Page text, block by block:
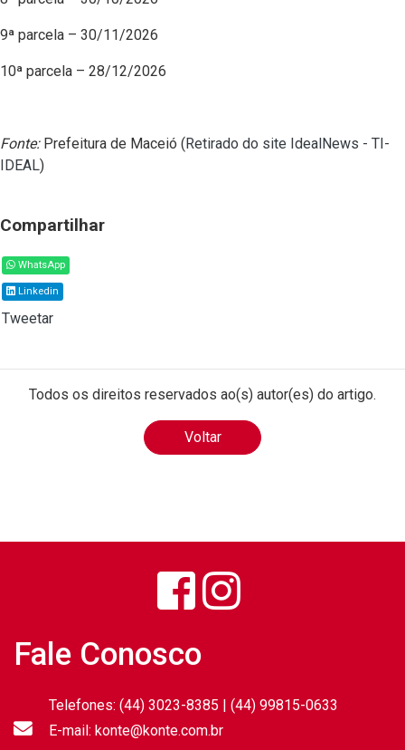
9ª parcela – 30/11/2026
10ª parcela – 28/12/2026
Fonte:Prefeitura de Maceió (Retirado do site IdealNews - TI-
IDEAL)
Compartilhar
WhatsApp
Linkedin
Tweetar
Todos os direitos reservados ao(s) autor(es) do artigo.
Voltar
Fale Conosco
Telefones: (44) 3023-8385 | (44) 99815-0633
E-mail: konte@konte.com.br